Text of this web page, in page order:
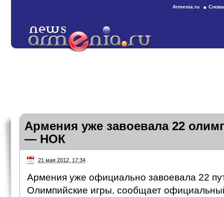
Armenia.ru
Армения уже завоевала 22
— НОК
21 мая 2012, 17:34
Армения уже официально завоевала 22
Олимпийские игры, сообщает